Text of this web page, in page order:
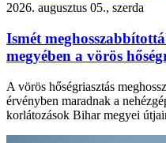
2026. augusztus 05., szerda
Ismét
megyében a vörös
A vörös hőségriasztás
érvényben maradnak a
korlátozások Bihar megyei